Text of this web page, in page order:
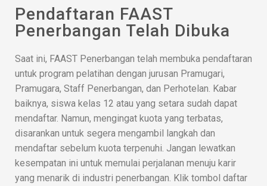
Pendaftaran FAAST
Penerbangan Telah Dibuka
Saat ini, FAAST Penerbangan telah membuka pendaftaran
untuk program pelatihan dengan jurusan Pramugari,
Pramugara, Staff Penerbangan, dan Perhotelan. Kabar
baiknya, siswa kelas 12 atau yang setara sudah dapat
mendaftar. Namun, mengingat kuota yang terbatas,
disarankan untuk segera mengambil langkah dan
mendaftar sebelum kuota terpenuhi. Jangan lewatkan
kesempatan ini untuk memulai perjalanan menuju karir
yang menarik di industri penerbangan. Klik tombol daftar